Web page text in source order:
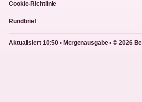
Cookie-Richtlinie
Rundbrief
Aktualisiert 10:50 • Morgenausgabe • © 2026